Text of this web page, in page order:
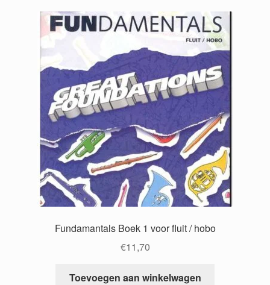
Fundamantals Boek 1 voor fluit / hobo
€11,70
Toevoegen aan winkelwagen